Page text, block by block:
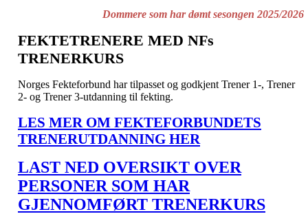
Dommere som har dømt sesongen 2025/2026
FEKTETRENERE MED NFs
TRENERKURS
Norges Fekteforbund har tilpasset og godkjent Trener 1-, Trener
2- og Trener 3-utdanning til fekting.
LES MER OM FEKTEFORBUNDETS
TRENERUTDANNING HER
LAST NED OVERSIKT OVER
PERSONER SOM HAR
GJENNOMFØRT TRENERKURS